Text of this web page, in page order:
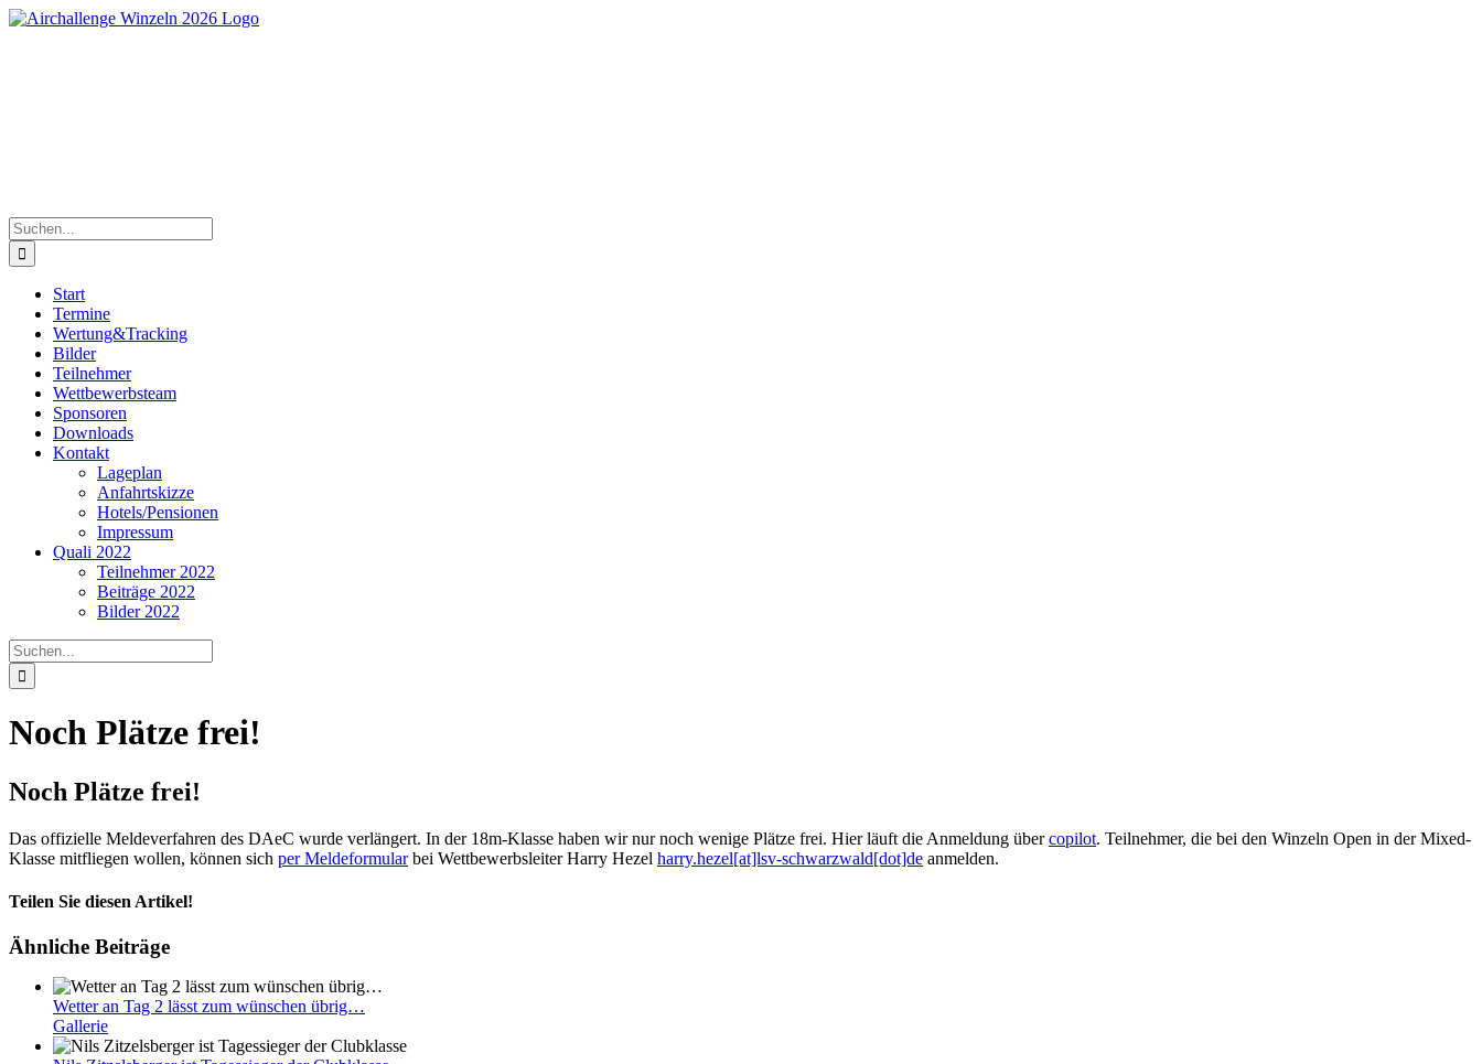
Zum
Suche
nach:
Start
Termine
Wertung&Tracking
Bilder
Teilnehmer
Wettbewerbsteam
Sponsoren
Downloads
Kontakt
Lageplan
Anfahrtskizze
Hotels/Pensionen
Impressum
Quali 2022
Teilnehmer 2022
Beiträge 2022
Bilder 2022
Suche
nach:
Noch Plätze frei!
Noch Plätze frei!
Das offizielle Meldeverfahren des DAeC wurde verlängert. In der 18m-Klasse haben wir nur noch wenige Plätze frei. Hier läuft die Anmeldung übercopilot. Teilnehmer, die bei den Winzeln Open in der Mixed-
Klasse mitfliegen wollen, können sich per Meldeformularbei Wettbewerbsleiter Harry Hezel harry.hezel[at]lsv-schwarzwald[dot]de anmelden.
Teilen Sie diesen Artikel!
Facebook
Twitter
Reddit
LinkedIn
WhatsApp
Telegram
Tumblr
Pinterest
Vk
Xing
E-
Ähnliche Beiträge
Wetter an Tag 2 lässt zum wünschen übrig…
Gallerie